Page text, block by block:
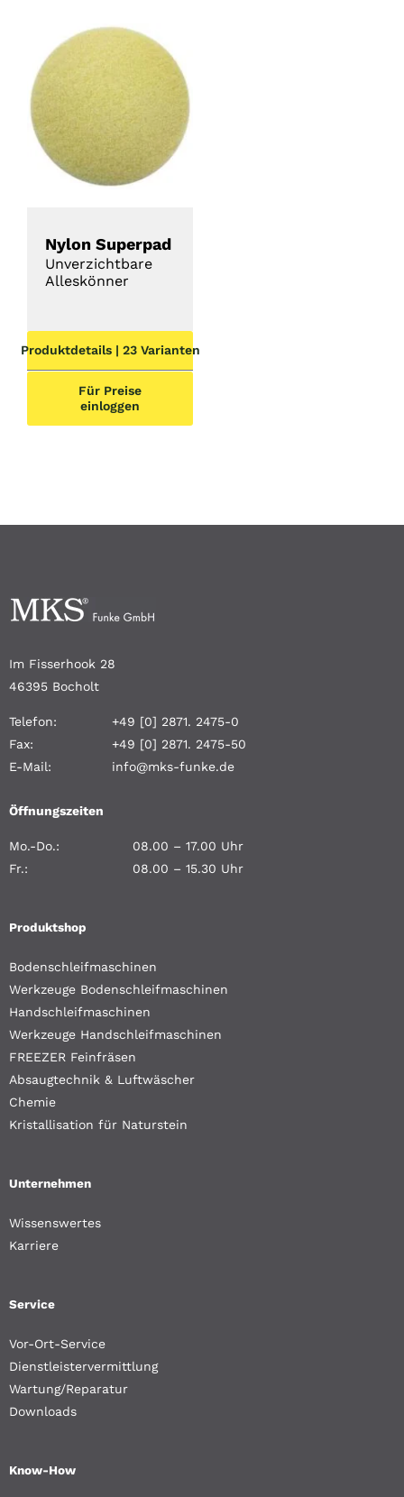
DETAILS
Nylon Superpad
Unverzichtbare
Alleskönner
Produktdetails | 23 Varianten
Für Preise
einloggen
Im Fisserhook 28
46395 Bocholt
Telefon:
+49 [0] 2871. 2475-0
Fax:
+49 [0] 2871. 2475-50
E-Mail:
info@mks-funke.de
Öffnungszeiten
Mo.-Do.:
08.00 – 17.00 Uhr
Fr.:
08.00 – 15.30 Uhr
Produktshop
Bodenschleifmaschinen
Werkzeuge Bodenschleifmaschinen
Handschleifmaschinen
Werkzeuge Handschleifmaschinen
FREEZER Feinfräsen
Absaugtechnik & Luftwäscher
Chemie
Kristallisation für Naturstein
Unternehmen
Wissenswertes
Karriere
Service
Vor-Ort-Service
Dienstleistervermittlung
Wartung/Reparatur
Downloads
Know-How